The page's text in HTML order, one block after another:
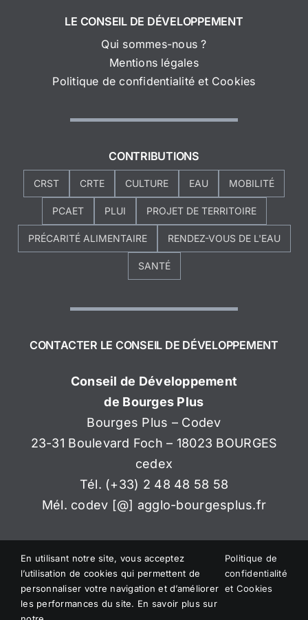
LE CONSEIL DE DÉVELOPPEMENT
Qui sommes-nous ?
Mentions légales
Politique de confidentialité et Cookies
CONTRIBUTIONS
CRST CRTE CULTURE EAU MOBILITÉ
PCAET PLUI PROJET DE TERRITOIRE
PRÉCARITÉ ALIMENTAIRE RENDEZ-VOUS DE L'EAU
SANTÉ
CONTACTER LE CONSEIL DE DÉVELOPPEMENT
Conseil de Développement
de Bourges Plus
Bourges Plus – Codev
23-31 Boulevard Foch – 18023 BOURGES
cedex
Tél. (+33) 2 48 48 58 58
Mél. codev [@] agglo-bourgesplus.fr
© Copyright2026 CONSEIL DE DÉVELOPPEMENT – BOURGES
En utilisant notre site, vous acceptez
l’utilisation de cookies qui permettent de
personnaliser votre navigation et d’améliorer
les performances du site. En savoir plus sur
Politique de
confidentialité
et Cookies